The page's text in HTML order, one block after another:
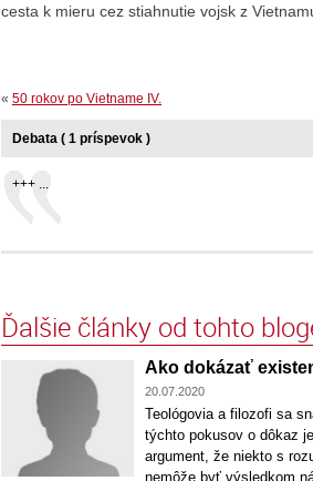
cesta k mieru cez stiahnutie vojsk z
« 50 rokov po Vietname IV.
Debata ( 1 príspevok )
+++ ...
Ďalšie články od tohto
Ako dokázať
20.07.2020
Teológovia a filozofi sa
týchto pokusov o dôkaz
argument, že niekto s
nemôže byť výsledkom